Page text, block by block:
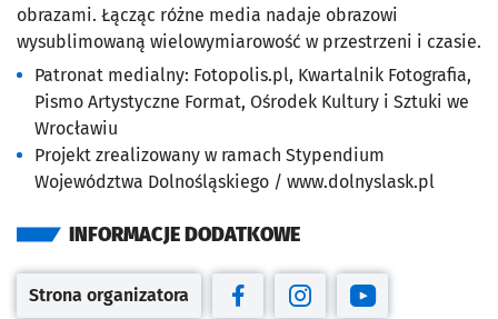
obrazami. Łącząc różne media nadaje obrazowi
wysublimowaną wielowymiarowość w przestrzeni i czasie.
Patronat medialny: Fotopolis.pl, Kwartalnik Fotografia,
Pismo Artystyczne Format, Ośrodek Kultury i Sztuki we
Wrocławiu
Projekt zrealizowany w ramach Stypendium
Województwa Dolnośląskiego / www.dolnyslask.pl
INFORMACJE DODATKOWE
Otwiera się w nowej karcie
Strona organizatora
Otwiera się w nowej karcie
Otwiera się w nowej
Otwiera się w